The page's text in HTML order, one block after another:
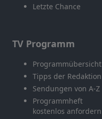
Letzte Chance
TV Programm
Programmübersicht
Tipps der Redaktion
Sendungen von A-Z
Programmheft
kostenlos anfordern